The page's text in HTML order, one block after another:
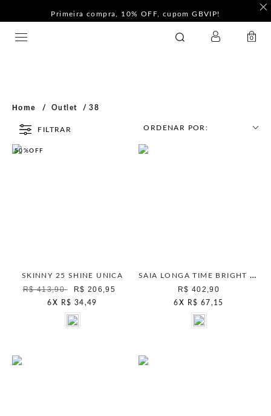
Primeira compra, 10% OFF, cupom GBVIP!
0
Home Outlet 38
FILTRAR ORDENAR POR:
50%OFF
SKINNY 25 SHINE UNICA
R$ 413,90 R$ 206,95
6 X R$ 34,49
SAIA LONGA TIME BRIGHT NATURAL
R$ 402,90
6 X R$ 67,15